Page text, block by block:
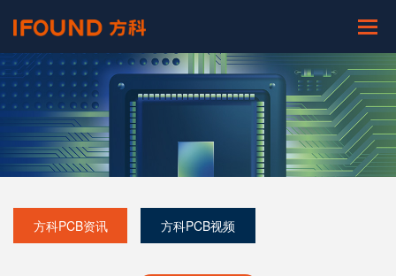
方科PCB资讯 方科PCB视频